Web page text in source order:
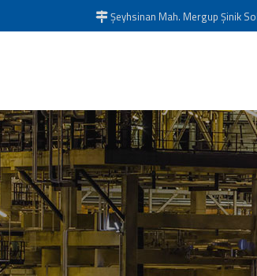
Şeyhsinan Mah. Mergup Şinik